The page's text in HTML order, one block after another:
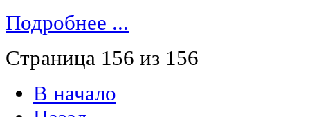
Подробнее ...
Страница 156 из 156
В начало